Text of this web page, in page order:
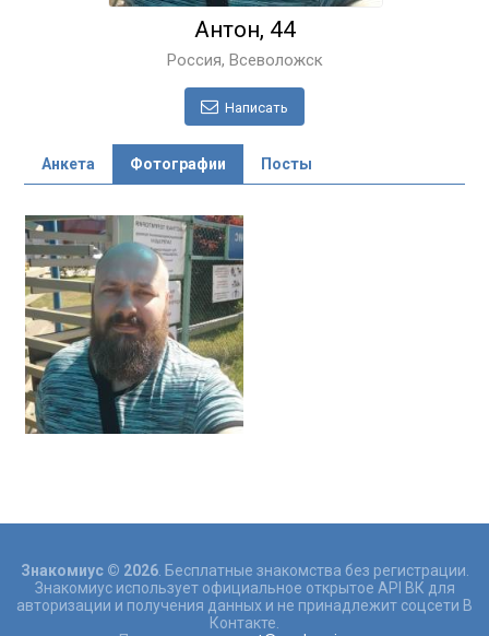
Антон, 44
Россия, Всеволожск
Написать
Анкета Фотографии Посты
Знакомиус © 2026. Бесплатные знакомства без регистрации.
Знакомиус использует официальное открытое API ВК для
авторизации и получения данных и не принадлежит соцсети В
Контакте.